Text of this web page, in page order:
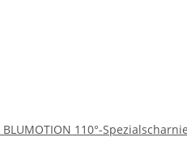
110°-